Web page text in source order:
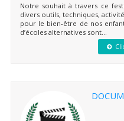
Notre souhait à travers ce
divers outils, techniques,
pour le bien-être de nos
d’écoles alternatives sont...